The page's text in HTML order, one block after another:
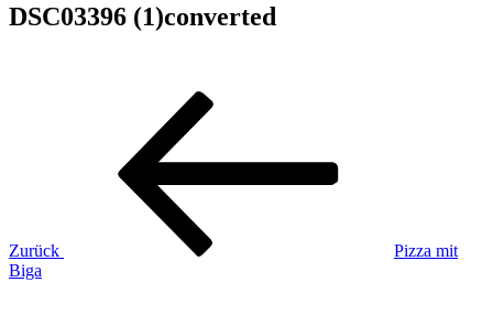
DSC03396 (1)converted
Beitragsnavigation
Zurück
Pizza mit
Biga